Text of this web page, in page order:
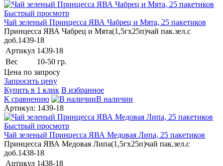
Быстрый просмотр
Чай зеленый Принцесса ЯВА Чабрец и Мята, 25 пакетиков
Принцесса ЯВА Чабрец и Мята(1,5гх25п)чай пак.зел.с
доб.1439-18
Артикул 1439-18
Вес
10-50 гр.
Цена по запросу
Запросить цену
Купить в 1 клик В избранное
К сравнению
В наличии
Артикул: 1439-18
Быстрый просмотр
Чай зеленый Принцесса ЯВА Медовая Липа, 25 пакетиков
Принцесса ЯВА Медовая Липа(1,5гх25п)чай пак.зел.с
доб.1438-18
Артикул 1438-18